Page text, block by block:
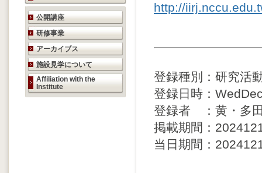
研究活動のご案内
公開講座
研修事業
アーカイブス
施設見学について
Affiliation with the
Institute
http://
登録種別：研究活
登録日時：
登録者 ：黄・多
掲載期間：
当日期間：